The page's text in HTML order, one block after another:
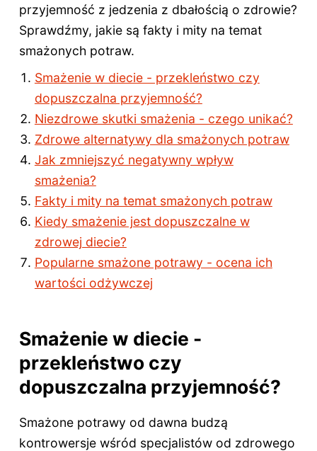
przyjemność z jedzenia z dbałością o zdrowie?
Sprawdźmy, jakie są fakty i mity na temat
smażonych potraw.
Smażenie w diecie - przekleństwo czy
dopuszczalna przyjemność?
Niezdrowe skutki smażenia - czego unikać?
Zdrowe alternatywy dla smażonych potraw
Jak zmniejszyć negatywny wpływ
smażenia?
Fakty i mity na temat smażonych potraw
Kiedy smażenie jest dopuszczalne w
zdrowej diecie?
Popularne smażone potrawy - ocena ich
wartości odżywczej
Smażenie w diecie -
przekleństwo czy
dopuszczalna przyjemność?
Smażone potrawy od dawna budzą
kontrowersje wśród specjalistów od zdrowego